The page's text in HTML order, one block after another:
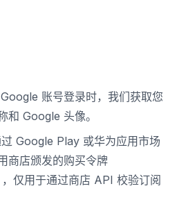
账号登录时，我们获取您
和 Google 头像。
过 Google Play 或华为应用市场
商店颁发的购买令牌
仅用于通过商店 API 校验订阅